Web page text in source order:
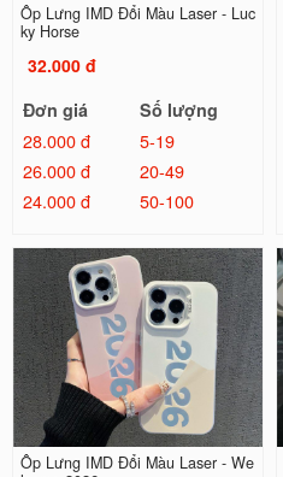
Ốp Lưng IMD Đổi Màu Laser - Luc
ky Horse
32.000 đ
Đơn giá
Số lượng
28.000 đ
5-19
26.000 đ
20-49
24.000 đ
50-100
Ốp Lưng IMD Đổi Màu Laser - We